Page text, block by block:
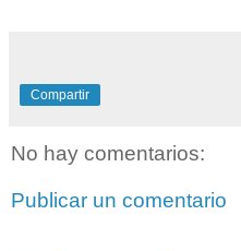
Compartir
No hay comentarios:
Publicar un comentario